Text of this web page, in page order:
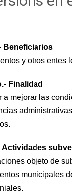
Beneficiarios
y otros entes
Finalidad
a mejorar las
Actividades
objeto de
municipales